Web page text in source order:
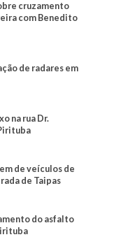
cruzamento
com Benedito
de radares em
na rua Dr.
de veículos de
de Taipas
do asfalto